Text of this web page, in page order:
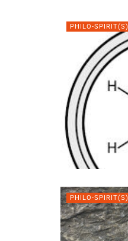
PHILO-SPIRIT(S)
PHILO-SPIRIT(S)